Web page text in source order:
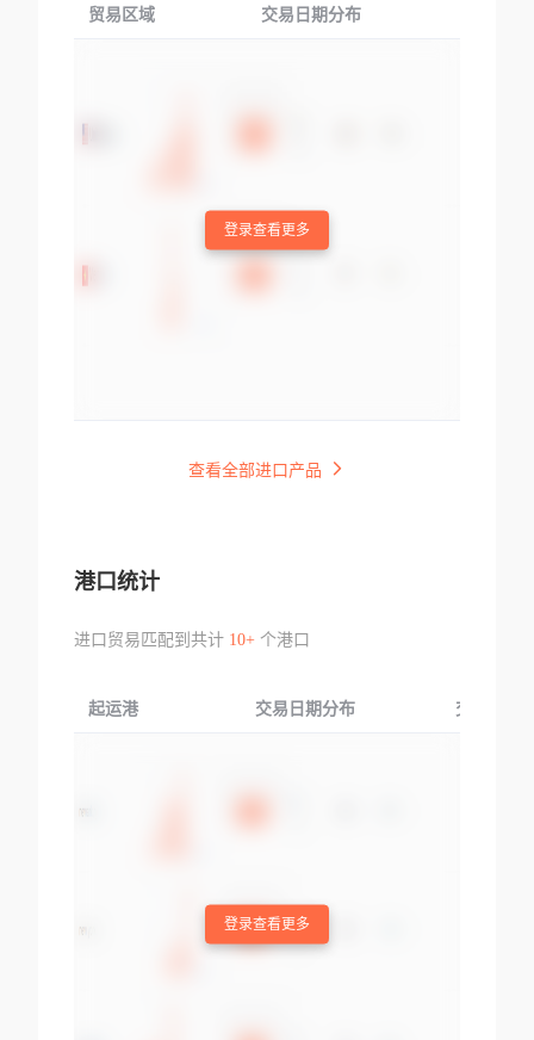
贸易区域 交易日期分布
登录查看更多
查看全部进口产品
港口统计
进口贸易匹配到共计 10+个港口
起运港 交易日期分布 交易产品
登录查看更多